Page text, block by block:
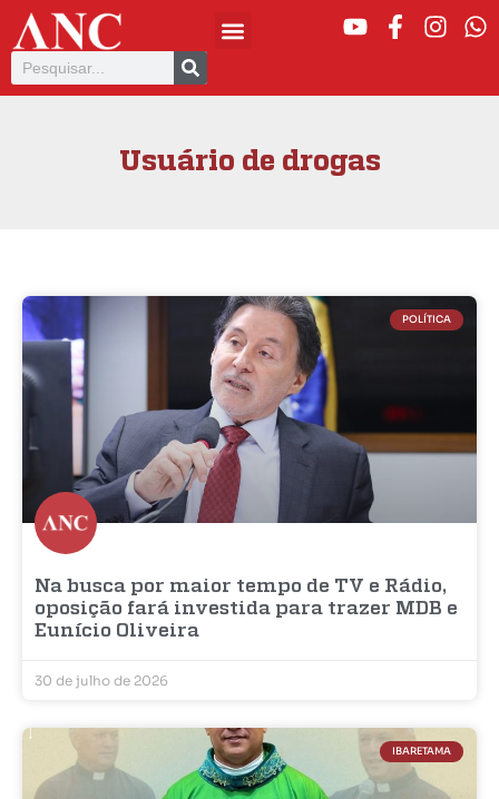
Usuário de drogas
POLÍTICA
Na busca por maior tempo de TV e Rádio,
oposição fará investida para trazer MDB e
Eunício Oliveira
30 de julho de 2026
IBARETAMA